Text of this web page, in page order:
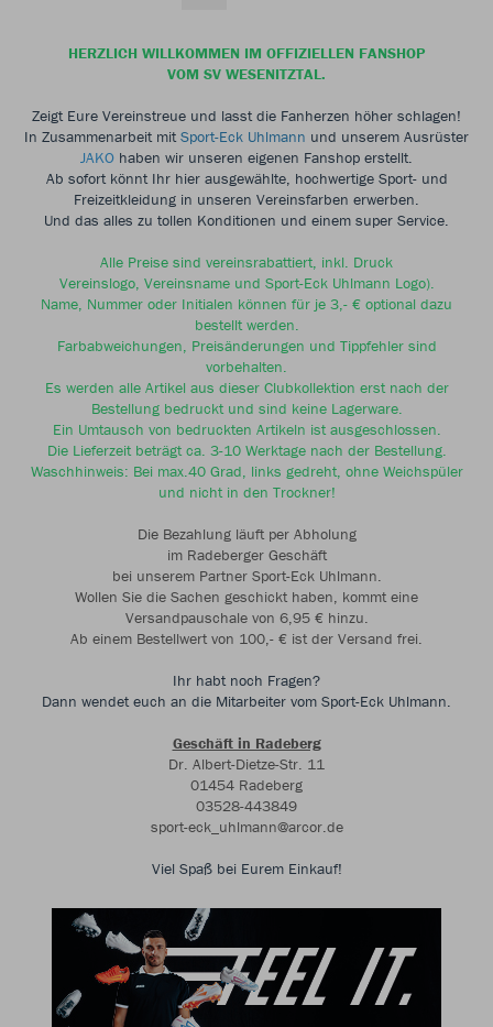
HERZLICH WILLKOMMEN IM OFFIZIELLEN FANSHOP
VOM SV WESENITZTAL.
Zeigt Eure Vereinstreue und lasst die Fanherzen höher schlagen!
In Zusammenarbeit mitSport-Eck Uhlmann und unserem Ausrüster
JAKO haben wir unseren eigenen Fanshop erstellt.
Ab sofort könnt Ihr hier ausgewählte, hochwertige Sport- und
Freizeitkleidung in unseren Vereinsfarben erwerben.
Und das alles zu tollen Konditionen und einem super Service.
Alle Preise sind vereinsrabattiert, inkl. Druck
Vereinslogo, Vereinsname und Sport-Eck Uhlmann Logo).
Name, Nummer oder Initialen können für je 3,- € optional dazu
bestellt werden.
Farbabweichungen, Preisänderungen und Tippfehler sind
vorbehalten.
Es werden alle Artikel aus dieser Clubkollektion erst nach der
Bestellung bedruckt und sind keine Lagerware.
Ein Umtausch von bedruckten Artikeln ist ausgeschlossen.
Die Lieferzeit beträgt ca. 3-10 Werktage nach der Bestellung.
Waschhinweis: Bei max.40 Grad, links gedreht, ohne Weichspüler
und nicht in den Trockner!
Die Bezahlung läuft per Abholung
im Radeberger Geschäft
bei unserem Partner Sport-Eck Uhlmann.
Wollen Sie die Sachen geschickt haben, kommt eine
Versandpauschale von 6,95 € hinzu.
Ab einem Bestellwert von 100,- € ist der Versand frei.
Ihr habt noch Fragen?
Dann wendet euch an die Mitarbeiter vom Sport-Eck Uhlmann.
Geschäft in Radeberg
Dr. Albert-Dietze-Str. 11
01454 Radeberg
03528-443849
sport-eck_uhlmann@arcor.de
Viel Spaß bei Eurem Einkauf!